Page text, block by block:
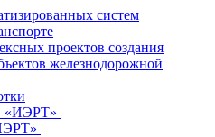
систем
проектов создания
железнодорожной
«ИЭРТ»